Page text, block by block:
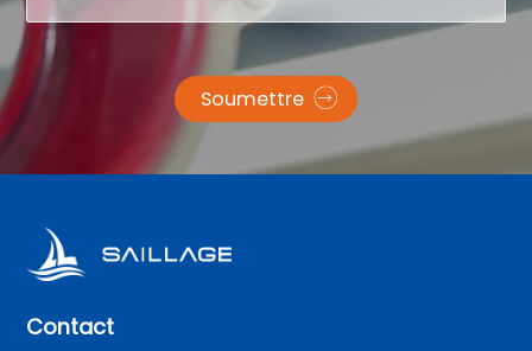
Soumettre
Contact